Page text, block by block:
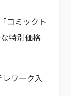
コミックト
特別価格
ワーク入